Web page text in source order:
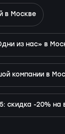
в Москве
из нас» в
компании в
скидка -20% на